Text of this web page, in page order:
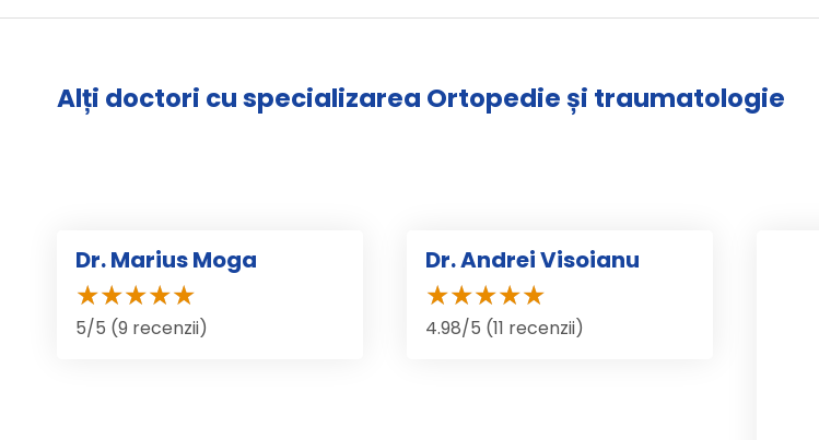
Alți doctori cu specializarea Ortopedie și traumatologie
Dr. Marius Moga
5/5 (9 recenzii)
Dr. Andrei Visoianu
4.98/5 (11 recenzii)